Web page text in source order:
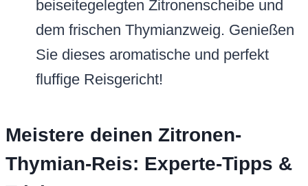
beiseitegelegten Zitronenscheibe und
dem frischen Thymianzweig. Genießen
Sie dieses aromatische und perfekt
fluffige Reisgericht!
Meistere deinen Zitronen-
Thymian-Reis: Experte-Tipps &